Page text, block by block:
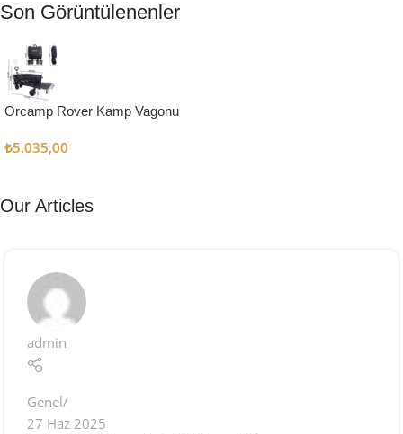
Muftağı
Kampçı
Şefler İçin
Keşfet
Son Görüntülenenler
Orcamp Rover Kamp Vagonu
₺5.035,00
Our Articles
admin
Genel
27 Haz 2025